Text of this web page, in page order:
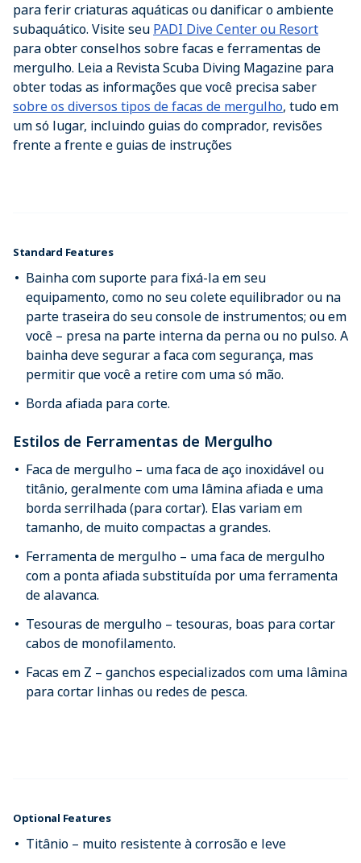
para ferir criaturas aquáticas ou danificar o ambiente
subaquático. Visite seu PADI Dive Center ou Resort
para obter conselhos sobre facas e ferramentas de
mergulho. Leia a Revista Scuba Diving Magazine para
obter todas as informações que você precisa saber
sobre os diversos tipos de facas de mergulho, tudo em
um só lugar, incluindo guias do comprador, revisões
frente a frente e guias de instruções
Standard Features
Bainha com suporte para fixá-la em seu
equipamento, como no seu colete equilibrador ou na
parte traseira do seu console de instrumentos; ou em
você – presa na parte interna da perna ou no pulso. A
bainha deve segurar a faca com segurança, mas
permitir que você a retire com uma só mão.
Borda afiada para corte.
Estilos de Ferramentas de Mergulho
Faca de mergulho – uma faca de aço inoxidável ou
titânio, geralmente com uma lâmina afiada e uma
borda serrilhada (para cortar). Elas variam em
tamanho, de muito compactas a grandes.
Ferramenta de mergulho – uma faca de mergulho
com a ponta afiada substituída por uma ferramenta
de alavanca.
Tesouras de mergulho – tesouras, boas para cortar
cabos de monofilamento.
Facas em Z – ganchos especializados com uma lâmina
para cortar linhas ou redes de pesca.
Optional Features
Titânio – muito resistente à corrosão e leve